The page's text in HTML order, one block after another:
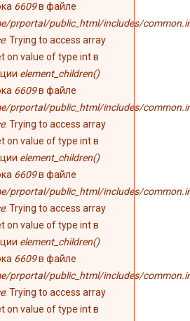
6609в файле
prportal/public_html/includes/
: Trying to access array
on value of type int в
element_children()
6609в файле
prportal/public_html/includes/
: Trying to access array
on value of type int в
element_children()
6609в файле
prportal/public_html/includes/
: Trying to access array
on value of type int в
element_children()
6609в файле
prportal/public_html/includes/
: Trying to access array
on value of type int в